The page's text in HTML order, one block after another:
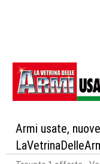
Armi usate,